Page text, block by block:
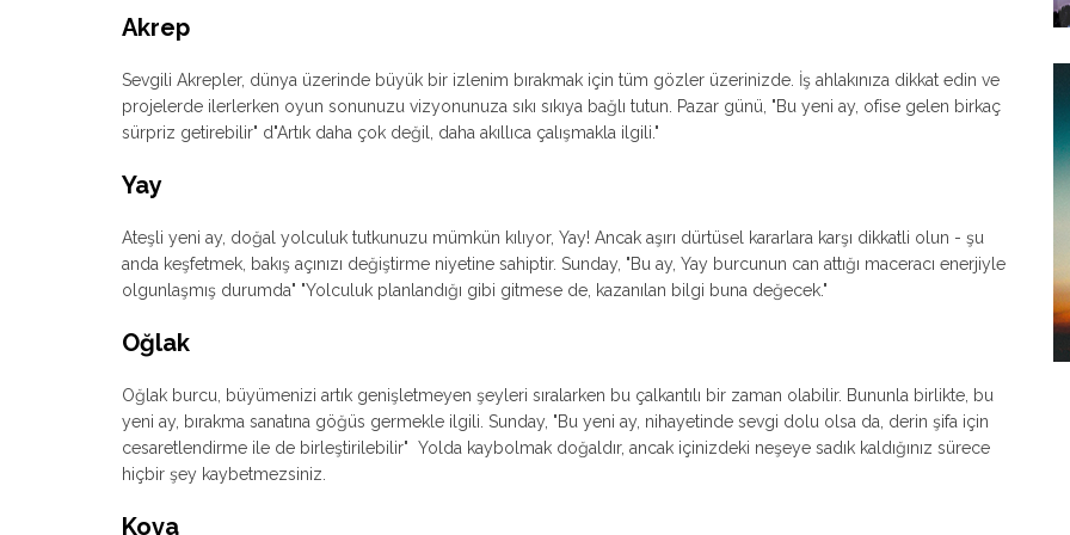
Akrep
Sevgili Akrepler, dünya üzerinde büyük bir izlenim bırakmak için tüm gözler üzerinizde. İş ahlakınıza dikkat edin ve
projelerde ilerlerken oyun sonunuzu vizyonunuza sıkı sıkıya bağlı tutun. Pazar günü, "Bu yeni ay, ofise gelen birkaç
sürpriz getirebilir" d"Artık daha çok değil, daha akıllıca çalışmakla ilgili."
Yay
Ateşli yeni ay, doğal yolculuk tutkunuzu mümkün kılıyor, Yay! Ancak aşırı dürtüsel kararlara karşı dikkatli olun - şu
anda keşfetmek, bakış açınızı değiştirme niyetine sahiptir. Sunday, "Bu ay, Yay burcunun can attığı maceracı enerjiyle
olgunlaşmış durumda" "Yolculuk planlandığı gibi gitmese de, kazanılan bilgi buna değecek."
Oğlak
Oğlak burcu, büyümenizi artık genişletmeyen şeyleri sıralarken bu çalkantılı bir zaman olabilir. Bununla birlikte, bu
yeni ay, bırakma sanatına göğüs germekle ilgili. Sunday, "Bu yeni ay, nihayetinde sevgi dolu olsa da, derin şifa için
cesaretlendirme ile de birleştirilebilir" Yolda kaybolmak doğaldır, ancak içinizdeki neşeye sadık kaldığınız sürece
hiçbir şey kaybetmezsiniz.
Kova